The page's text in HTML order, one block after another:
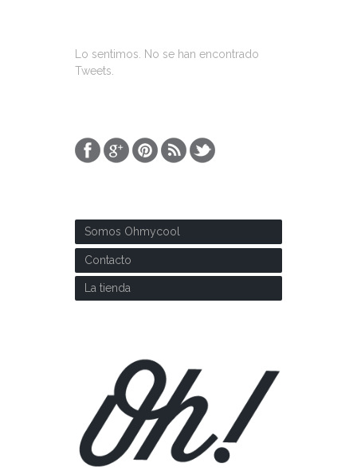
Lo sentimos. No se han encontrado
Tweets.
Somos Ohmycool
Contacto
La tienda